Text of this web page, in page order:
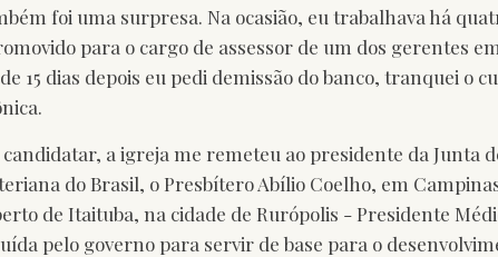
foi uma surpresa. Na ocasião, eu trabalhava há
para o cargo de assessor de um dos gerentes
15 dias depois eu pedi demissão do banco, tranquei o
candidatar, a igreja me remeteu ao presidente da Junta
do Brasil, o Presbítero Abílio Coelho, em
de Itaituba, na cidade de Rurópolis - Presidente
pelo governo para servir de base para o